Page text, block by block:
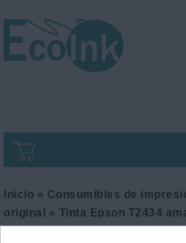
Inicio » Consumibles de
original
» Tinta Epson T2434